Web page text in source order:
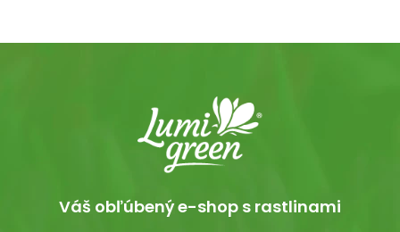
Váš obľúbený e-shop s rastlinami